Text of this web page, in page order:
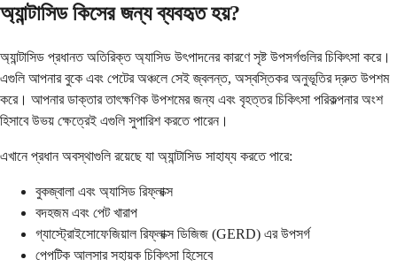
অ্যান্টাসিড কিসের জন্য ব্যবহৃত হয়?
অ্যান্টাসিড প্রধানত অতিরিক্ত অ্যাসিড উৎপাদনের কারণে সৃষ্ট উপসর্গগুলির চিকিৎসা করে।
এগুলি আপনার বুকে এবং পেটের অঞ্চলে সেই জ্বলন্ত, অস্বস্তিকর অনুভূতির দ্রুত উপশম
করে। আপনার ডাক্তার তাৎক্ষণিক উপশমের জন্য এবং বৃহত্তর চিকিৎসা পরিকল্পনার অংশ
হিসাবে উভয় ক্ষেত্রেই এগুলি সুপারিশ করতে পারেন।
এখানে প্রধান অবস্থাগুলি রয়েছে যা অ্যান্টাসিড সাহায্য করতে পারে:
বুকজ্বালা এবং অ্যাসিড রিফ্লাক্স
বদহজম এবং পেট খারাপ
গ্যাস্ট্রোইসোফেজিয়াল রিফ্লাক্স ডিজিজ (GERD) এর উপসর্গ
পেপটিক আলসার সহায়ক চিকিৎসা হিসেবে